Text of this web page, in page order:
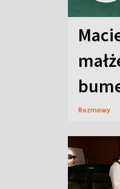
Rozmowy